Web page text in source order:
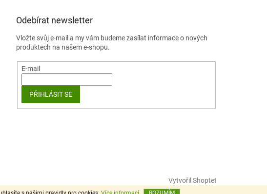
Odebírat newsletter
Vložte svůj e-mail a my vám budeme zasílat informace o nových
produktech na našem e-shopu.
E-mail
PŘIHLÁSIT SE
Vytvořil Shoptet